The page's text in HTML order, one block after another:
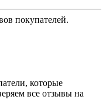
покупателей.
которые
все отзывы на